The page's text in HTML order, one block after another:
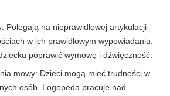
Polegają na nieprawidłowej artykulacji
w ich prawidłowym wypowiadaniu.
poprawić wymowę i dźwięczność.
mowy: Dzieci mogą mieć trudności w
osób. Logopeda pracuje nad